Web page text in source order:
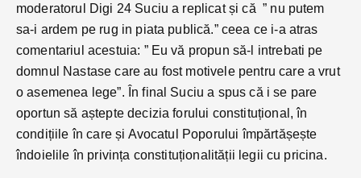
moderatorul Digi 24 Suciu a replicat și că ” nu putem
sa-i ardem pe rug in piata publică.” ceea ce i-a atras
comentariul acestuia: ” Eu vă propun să-l intrebati pe
domnul Nastase care au fost motivele pentru care a vrut
o asemenea lege”. În final Suciu a spus că i se pare
oportun să aștepte decizia forului constituțional, în
condițiile în care și Avocatul Poporului împărtășește
îndoielile în privința constituționalității legii cu pricina.